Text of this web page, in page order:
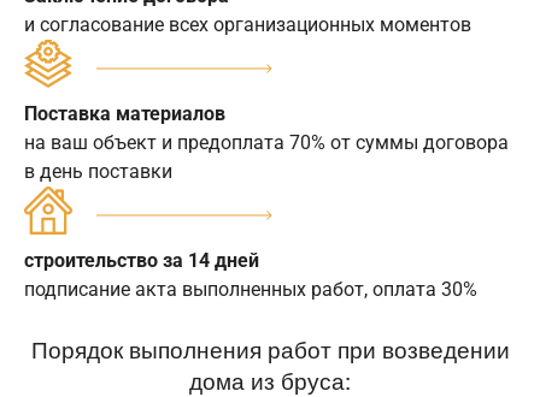
и согласование всех организационных моментов
Поставка материалов
на ваш объект и предоплата 70% от суммы договора
в день поставки
строительство за 14 дней
подписание акта выполненных работ, оплата 30%
Порядок выполнения работ при возведении
дома из бруса: